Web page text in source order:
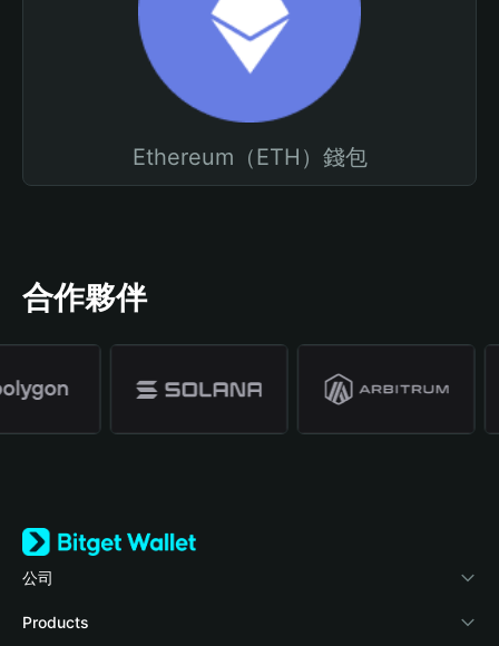
Ethereum（ETH）錢包
合作夥伴
公司
關於 Bitget Wallet
Products